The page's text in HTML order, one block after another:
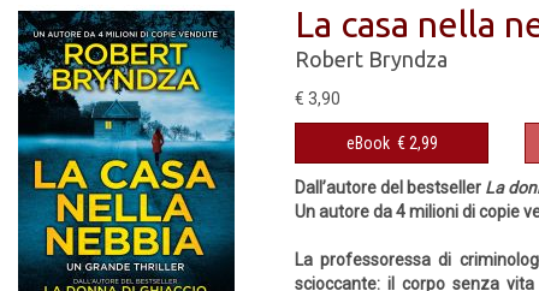
La casa nella
Robert Bryndza
€ 3,90
eBook € 2,99
Dall’autore del bestseller La
Un autore da 4 milioni di copie
La professoressa di
scioccante: il corpo senza